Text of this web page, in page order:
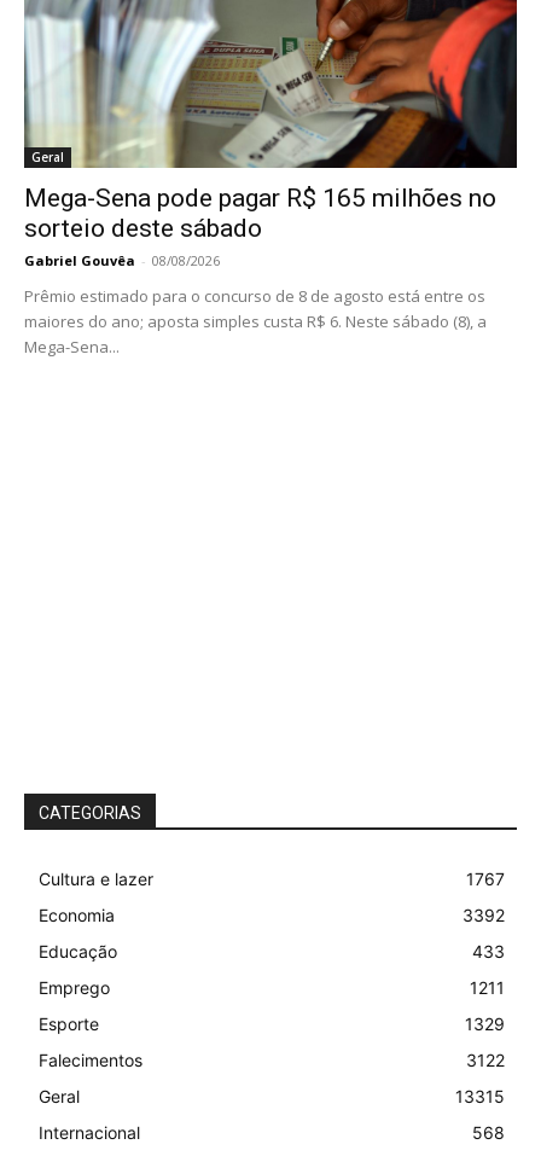
Geral
Mega-Sena pode pagar R$ 165 milhões no
sorteio deste sábado
Gabriel Gouvêa - 08/08/2026
Prêmio estimado para o concurso de 8 de agosto está entre os
maiores do ano; aposta simples custa R$ 6. Neste sábado (8), a
Mega-Sena...
CATEGORIAS
Cultura e lazer
1767
Economia
3392
Educação
433
Emprego
1211
Esporte
1329
Falecimentos
3122
Geral
13315
Internacional
568